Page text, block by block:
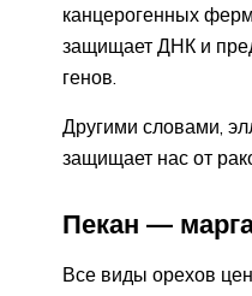
канцерогенных
защищает ДНК и
генов.
Другими словами,
защищает нас от
Пекан —
Все виды орехов